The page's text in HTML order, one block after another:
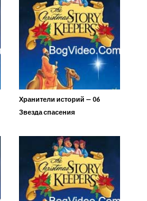
Хранители историй — 06
Звезда спасения